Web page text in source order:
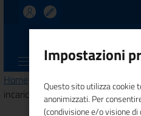
CALABRIA
Home Amministrazione
incarichi dirigenziali (dirigenti non
Impostazioni
Questo sito utilizza cookie
anonimizzati. Per
(condivisione e/o visione